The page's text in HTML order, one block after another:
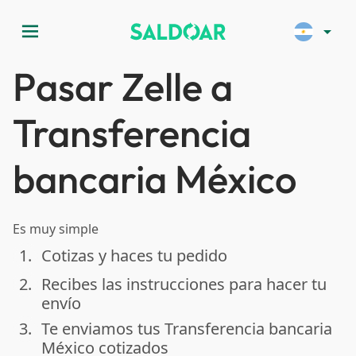
menu arrow_drop_down
Pasar Zelle a
Transferencia
bancaria México
Es muy simple
done
1. Cotizas y haces tu pedido
done
2. Recibes las instrucciones para hacer tu
envío
done
3. Te enviamos tus Transferencia bancaria
México cotizados